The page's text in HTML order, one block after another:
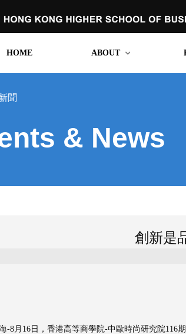
HOME
ABOUT
聞
& News
創新是
-8月16日，香港高等商學院-中歐時尚研究院116